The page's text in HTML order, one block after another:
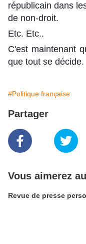
républicain dans
de non-droit.
Etc. Etc..
C'est maintenant
que tout se décide.
#Politique française
Partager
Vous aimerez
Revue de presse